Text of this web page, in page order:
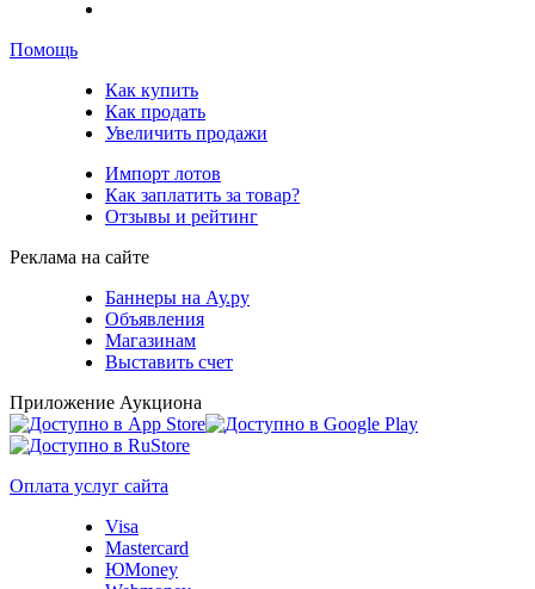
Помощь
Как купить
Как продать
Увеличить продажи
Импорт лотов
Как заплатить за товар?
Отзывы и рейтинг
Реклама на сайте
Баннеры на Ау.ру
Объявления
Магазинам
Выставить счет
Приложение Аукциона
Оплата услуг сайта
Visa
Mastercard
ЮMoney